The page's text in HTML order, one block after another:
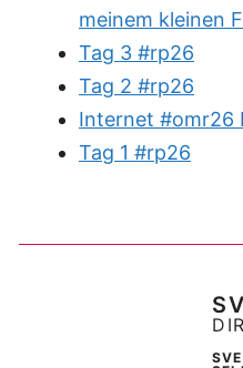
meinem kleinen
Tag 3 #rp26
Tag 2 #rp26
Internet #omr26
Tag 1 #rp26